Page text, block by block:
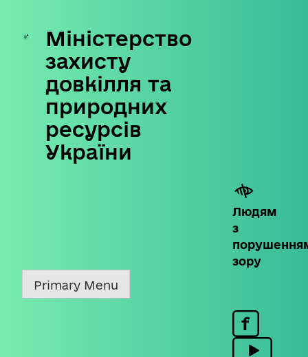
Skip
content
Міністерство
захисту
довкілля та
природних
ресурсів
України
Людям
з
зору
Primary Menu